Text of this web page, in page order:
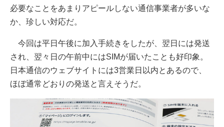
必要なことをあまりアピールしない通信事業者が多いな
か、珍しい対応だ。
今回は平日午後に加入手続きをしたが、翌日には発送
され、翌々日の午前中にはSIMが届いたことも好印象。
日本通信のウェブサイトには3営業日以内とあるので、
ほぼ通常どおりの発送と言えそうだ。